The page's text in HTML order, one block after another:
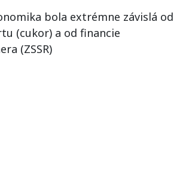
bola extrémne závislá od
(cukor) a od financie
(ZSSR)